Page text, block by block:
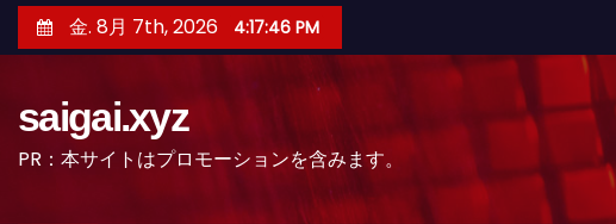
ン
金. 8月 7th, 2026 4:17:49 PM
saigai.xyz
PR：本サイトはプロモーションを含みます。